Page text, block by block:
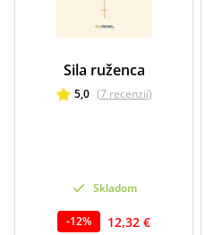
Sila ruženca
5,0 (7 recenzií)
Skladom
-12% 12,32 €